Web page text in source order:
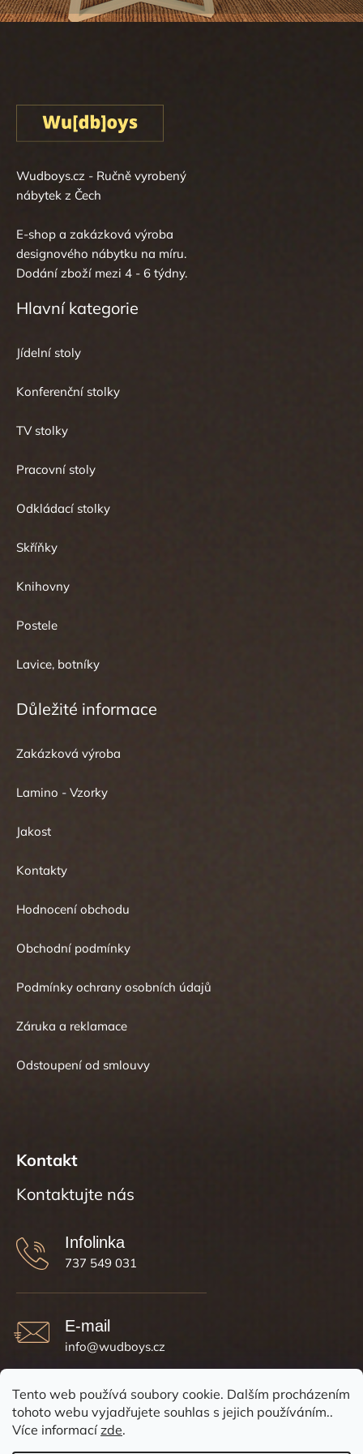
Tento web používá soubory cookie. Dalším procházením
tohoto webu vyjadřujete souhlas s jejich používáním..
Více informacízde.
Wudboys.cz - Ručně vyrobený
nábytek z Čech
E-shop a zakázková výroba
designového nábytku na míru.
Dodání zboží mezi 4 - 6 týdny.
Hlavní kategorie
Jídelní stoly
Konferenční stolky
TV stolky
Pracovní stoly
Odkládací stolky
Skříňky
Knihovny
Postele
Lavice, botníky
Důležité informace
Zakázková výroba
Lamino - Vzorky
Jakost
Kontakty
Hodnocení obchodu
Obchodní podmínky
Podmínky ochrany osobních údajů
Záruka a reklamace
Odstoupení od smlouvy
Kontakt
info@wudboys.cz
737 549 031